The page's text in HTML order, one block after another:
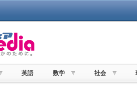
英語 数学 社会